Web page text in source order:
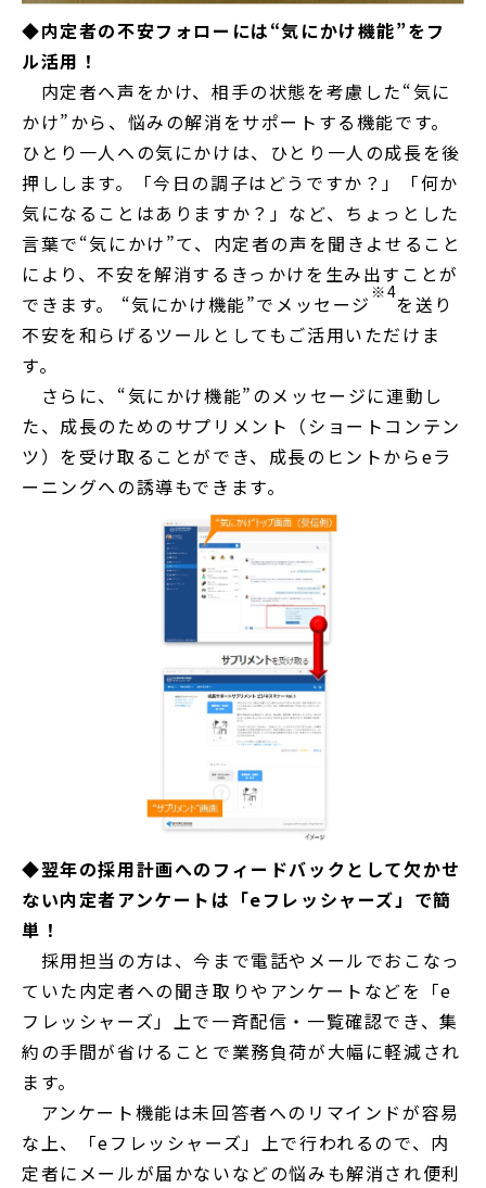
◆内定者の不安フォローには“気にかけ機能”をフ
ル活用！
内定者へ声をかけ、相手の状態を考慮した“気に
かけ”から、悩みの解消をサポートする機能です。
ひとり一人への気にかけは、ひとり一人の成長を後
押しします。「今日の調子はどうですか？」「何か
気になることはありますか？」など、ちょっとした
言葉で“気にかけ”て、内定者の声を聞きよせること
により、不安を解消するきっかけを生み出すことが
できます。 “気にかけ機能”でメッセージ ※4を送り
不安を和らげるツールとしてもご活用いただけま
す。
さらに、“気にかけ機能”のメッセージに連動し
た、成長のためのサプリメント（ショートコンテン
ツ）を受け取ることができ、成長のヒントからeラ
ーニングへの誘導もできます。
◆翌年の採用計画へのフィードバックとして欠かせ
ない内定者アンケートは「eフレッシャーズ」で簡
単！
採用担当の方は、今まで電話やメールでおこなっ
ていた内定者への聞き取りやアンケートなどを「e
フレッシャーズ」上で一斉配信・一覧確認でき、集
約の手間が省けることで業務負荷が大幅に軽減され
ます。
アンケート機能は未回答者へのリマインドが容易
な上、「eフレッシャーズ」上で行われるので、内
定者にメールが届かないなどの悩みも解消され便利